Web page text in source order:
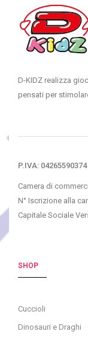
D-KIDZ realizza
pensati per
P.IVA: 04265590374
Camera di
N° Iscrizione alla
Capitale Sociale
SHOP
Cuccioli
Dinosauri e Draghi